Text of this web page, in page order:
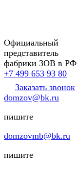
Официальный
представитель
фабрики ЗОВ в РФ
+7 499 653 93 80
Заказать звонок
domzov@bk.ru
пишите
domzovmb@bk.ru
пишите